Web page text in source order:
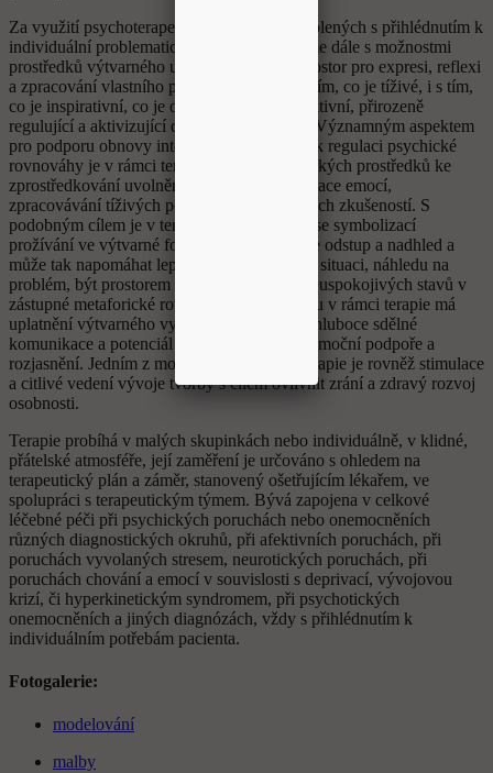
Za využití psychoterapeutických postupů, volených s přihlédnutím k
individuální problematice pacienta, pracujeme dále s možnostmi
prostředků výtvarného umění poskytnout prostor pro expresi, reflexi
a zpracování vlastního prožívání a pocitů, s tím, co je tíživé, i s tím,
co je inspirativní, co je odhalováno jako pozitivní, přirozeně
regulující a aktivizující dispozice osobnosti. Významným aspektem
pro podporu obnovy integrity a kompetencí k regulaci psychické
rovnováhy je v rámci terapie nosnost uměleckých prostředků ke
zprostředkování uvolnění, ventilace a sublimace emocí,
zpracovávání tíživých pocitů a traumatizujících zkušeností. S
podobným cílem je v terapii zapojena práce se symbolizací
prožívání ve výtvarné formě, která umožňuje odstup a nadhled a
může tak napomáhat lepší orientaci v osobní situaci, náhledu na
problém, být prostorem pro hledání řešení neuspokojivých stavů v
zástupné metaforické rovině. Velkou hodnotu v rámci terapie má
uplatnění výtvarného vyjádření jako kanálu hluboce sdělné
komunikace a potenciál umělecké tvorby k emoční podpoře a
rozjasnění. Jedním z možných prostředků terapie je rovněž stimulace
a citlivé vedení vývoje tvorby s cílem ovlivnit zrání a zdravý rozvoj
osobnosti.
Terapie probíhá v malých skupinkách nebo individuálně, v klidné,
přátelské atmosféře, její zaměření je určováno s ohledem na
terapeutický plán a záměr, stanovený ošetřujícím lékařem, ve
spolupráci s terapeutickým týmem. Bývá zapojena v celkové
léčebné péči při psychických poruchách nebo onemocněních
různých diagnostických okruhů, při afektivních poruchách, při
poruchách vyvolaných stresem, neurotických poruchách, při
poruchách chování a emocí v souvislosti s deprivací, vývojovou
krizí, či hyperkinetickým syndromem, při psychotických
onemocněních a jiných diagnózách, vždy s přihlédnutím k
individuálním potřebám pacienta.
Fotogalerie:
modelování
malby